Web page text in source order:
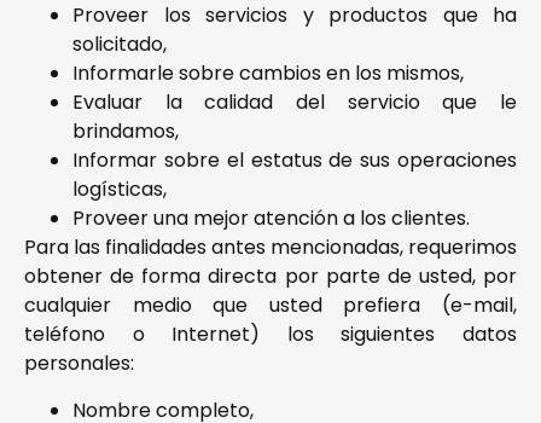
Proveer los servicios y productos que ha
solicitado,
Informarle sobre cambios en los mismos,
Evaluar la calidad del servicio que le
brindamos,
Informar sobre el estatus de sus operaciones
logísticas,
Proveer una mejor atención a los clientes.
Para las finalidades antes mencionadas, requerimos
obtener de forma directa por parte de usted, por
cualquier medio que usted prefiera (e-mail,
teléfono o Internet) los siguientes datos
personales:
Nombre completo,